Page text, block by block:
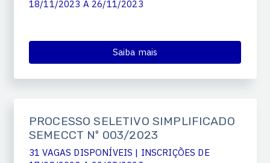
18/11/2023 A 26/11/2023
Saiba mais
PROCESSO SELETIVO SIMPLIFICADO
SEMECCT Nº 003/2023
31 VAGAS DISPONÍVEIS | INSCRIÇÕES DE